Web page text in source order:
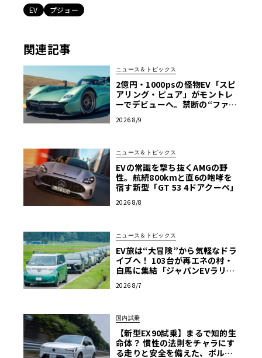
EV プジョー
関連記事
ニュース＆トピックス
2億円・1000psの怪物EV「スピ
アリング・ピュア」がモントレ
ーでデビューへ。禁断の“ファン
市販化
2026 8/9
ニュース＆トピックス
EVの常識を撃ち抜くAMGの野
性。航続800kmと直6の咆哮を
宿す新型「GT 53 4ドアクーペ」
2026 8/8
ニュース＆トピックス
EV旅は“大冒険”から気軽なドラ
イブへ！ 103台が再エネの村・
白馬に集結「ジャパンEVラリー
2026 8/7
国内試乗
【新型EX90試乗】まるで知的生
命体？ 慣性の法則をチャラにす
る走りと安全を備えた、ボルボ